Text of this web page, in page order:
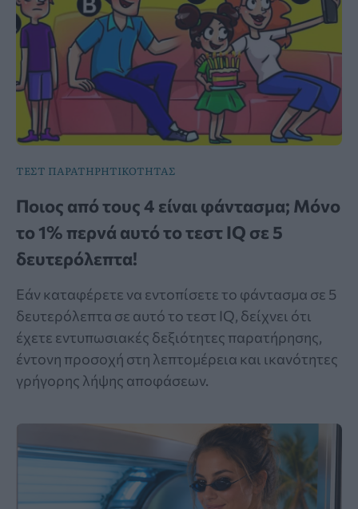
ΤΕΣΤ ΠΑΡΑΤΗΡΗΤΙΚΟΤΗΤΑΣ
Ποιος από τους 4 είναι φάντασμα; Μόνο
το 1% περνά αυτό το τεστ IQ σε 5
δευτερόλεπτα!
Εάν καταφέρετε να εντοπίσετε το φάντασμα σε 5
δευτερόλεπτα σε αυτό το τεστ IQ, δείχνει ότι
έχετε εντυπωσιακές δεξιότητες παρατήρησης,
έντονη προσοχή στη λεπτομέρεια και ικανότητες
γρήγορης λήψης αποφάσεων.